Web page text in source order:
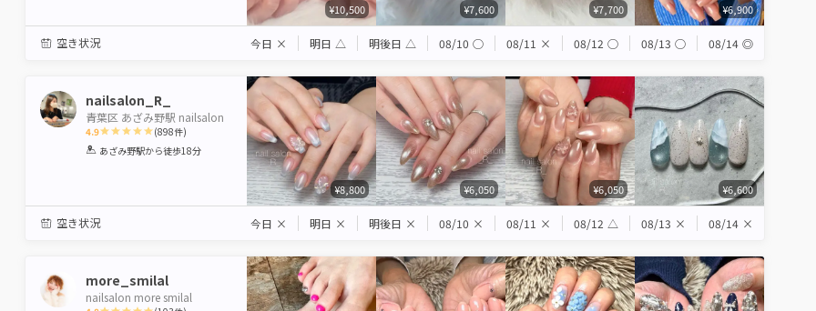
¥10,500 ¥7,600 ¥7,700 ¥6,900
空き状況 今日 × 明日 △ 明後日 △ 08/10 ◯ 08/11 × 08/12 ◯ 08/13 ◯ 08/14 ◎
nailsalon_R_
青葉区 あざみ野駅 nailsalon
4.9
1 2 3 4 5
(898件)
あざみ野駅から徒歩18分
¥8,800 ¥6,050 ¥6,050 ¥6,600
空き状況 今日 × 明日 × 明後日 × 08/10 × 08/11 × 08/12 △ 08/13 × 08/14 ×
more_smilal
nailsalon more smilal